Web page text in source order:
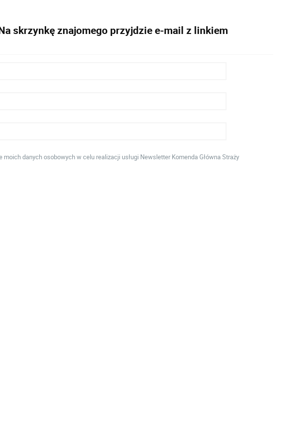
skrzynkę znajomego przyjdzie e-mail z linkiem
moich danych osobowych w celu realizacji usługi Newsletter Komenda Główna Straży